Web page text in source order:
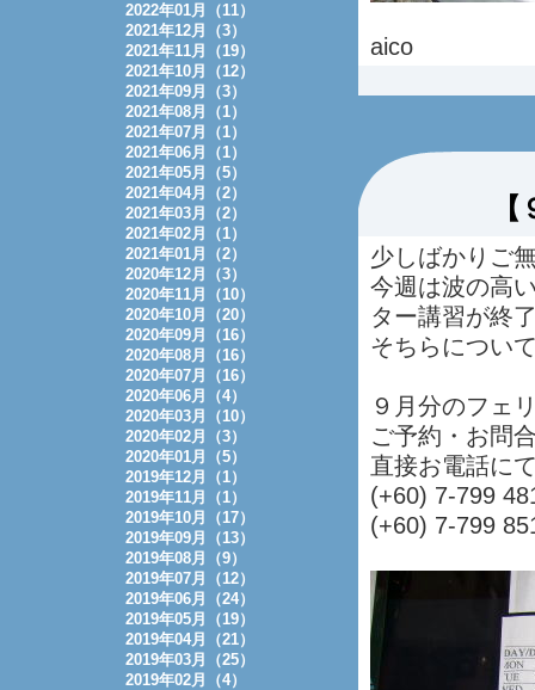
aico
少しばかりご
今週は波の高
ター講習が終
そちらについ
９月分のフェ
ご予約・お問
直接お電話に
(+60) 7-799
(+60) 7-799
2022年01月（11）
2021年12月（3）
2021年11月（19）
2021年10月（12）
2021年09月（3）
2021年08月（1）
2021年07月（1）
2021年06月（1）
2021年05月（5）
2021年04月（2）
2021年03月（2）
2021年02月（1）
2021年01月（2）
2020年12月（3）
2020年11月（10）
2020年10月（20）
2020年09月（16）
2020年08月（16）
2020年07月（16）
2020年06月（4）
2020年03月（10）
2020年02月（3）
2020年01月（5）
2019年12月（1）
2019年11月（1）
2019年10月（17）
2019年09月（13）
2019年08月（9）
2019年07月（12）
2019年06月（24）
2019年05月（19）
2019年04月（21）
2019年03月（25）
2019年02月（4）